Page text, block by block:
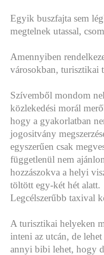
Egyik buszfajta sem
megtelnek utassal,
Amennyiben
városokban, turisztikai
Szívemből mondom
közlekedési morál
hogy a gyakorlatban
jogositvány
egyszerűen csak
függetlenül nem
hozzászokva a helyi
töltött egy-két hét alatt.
Legcélszerűbb taxival
A turisztikai helyeken
inteni az utcán, de
annyi bibi lehet, hogy